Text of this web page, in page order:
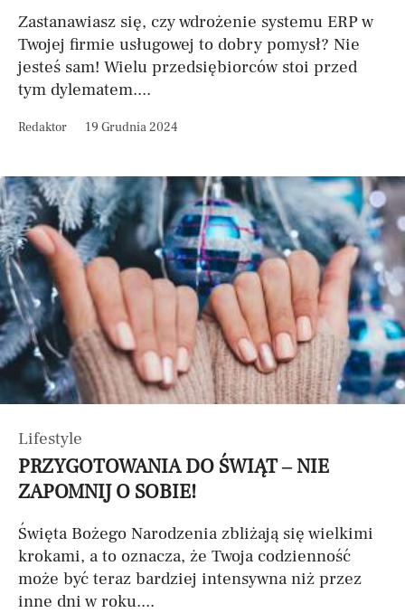
Zastanawiasz się, czy wdrożenie systemu ERP w
Twojej firmie usługowej to dobry pomysł? Nie
jesteś sam! Wielu przedsiębiorców stoi przed
tym dylematem....
Redaktor 19 Grudnia 2024
Lifestyle
PRZYGOTOWANIA DO ŚWIĄT – NIE
ZAPOMNIJ O SOBIE!
Święta Bożego Narodzenia zbliżają się wielkimi
krokami, a to oznacza, że Twoja codzienność
może być teraz bardziej intensywna niż przez
inne dni w roku....